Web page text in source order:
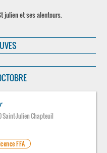
julien et ses alentours.
Saint-Julien Chapteuil
FFA